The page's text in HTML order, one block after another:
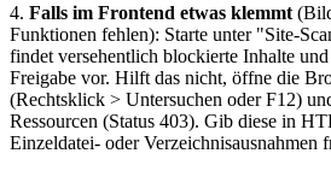
4. Falls im Frontend etwas klemmt
Funktionen fehlen): Starte unter "Site-
findet versehentlich blockierte Inhalte und
Freigabe vor. Hilft das nicht, öffne die
(Rechtsklick > Untersuchen oder F12)
Ressourcen (Status 403). Gib diese in
Einzeldatei- oder Verzeichnisausnahmen